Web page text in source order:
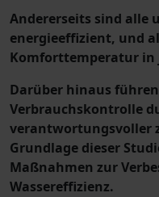
Andererseits sind alle
energieeffizient, und
Komforttemperatur in
Darüber hinaus
Verbrauchskontrolle
verantwortungsvoller
Grundlage dieser
Maßnahmen zur
Wassereffizienz.